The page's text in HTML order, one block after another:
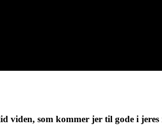
viden, som kommer jer til gode i